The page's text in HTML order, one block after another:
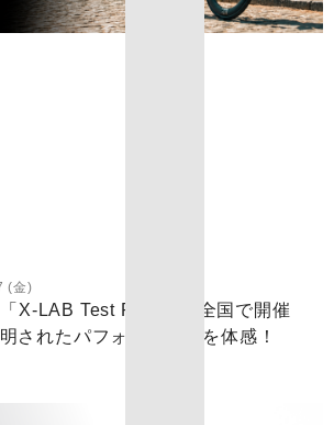
(金)
「X-LAB Test Ride」を全国で開催
されたパフォーマンスを体感！